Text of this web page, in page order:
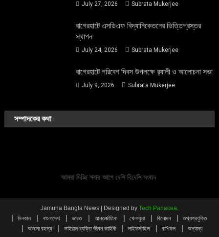
July 27, 2026 Subrata Mukerjee
বাগেরহাটে এসডিএফ বিদ্যানিকেতনের ভিত্তিপ্রস্তর
স্থাপন
July 24, 2026 Subrata Mukerjee
বাগেরহাটে পরিবেশ দিবস উপলক্ষে র‌্যালী ও আলোচনা সভা
July 9, 2026 Subrata Mukerjee
সম্পাদকের কথা
আমরা দিচ্ছি সবার আগে দেশি বিদেশি সংবাদ
Jamuna Bangla News Designed by Tech Panacea.
দিনকাল
বাংলাদেশ ভারত আন্তর্জাতিক খেলাধুলা বিনোদন
তথ্যপ্রযুক্তি
অজানা রহস্য
ভাইরাল ব্যক্তি জীবন কাহিনী লাইফস্টাইল রাশিফল অন্যান্য